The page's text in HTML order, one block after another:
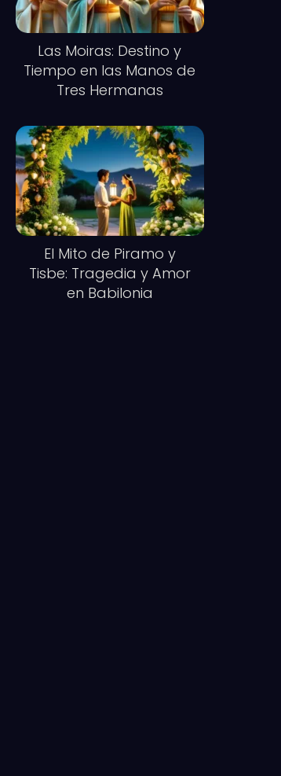
Las Moiras: Destino y
Tiempo en las Manos de
Tres Hermanas
El Mito de Piramo y
Tisbe: Tragedia y Amor
en Babilonia